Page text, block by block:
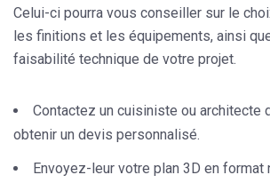
Celui-ci pourra vous conseiller sur le
les finitions et les équipements, ainsi
faisabilité technique de votre projet.
Contactez un cuisiniste ou architecte
obtenir un devis personnalisé.
Envoyez-leur votre plan 3D en format